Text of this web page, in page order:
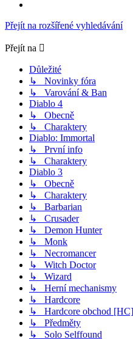
Přejít na rozšířené vyhledávání
Přejít na
Důležité
↳ Novinky fóra
↳ Varování & Ban
Diablo 4
↳ Obecně
↳ Charaktery
Diablo: Immortal
↳ První info
↳ Charaktery
Diablo 3
↳ Obecně
↳ Charaktery
↳ Barbarian
↳ Crusader
↳ Demon Hunter
↳ Monk
↳ Necromancer
↳ Witch Doctor
↳ Wizard
↳ Herní mechanismy
↳ Hardcore
↳ Hardcore obchod [HC]
↳ Předměty
↳ Solo Selffound